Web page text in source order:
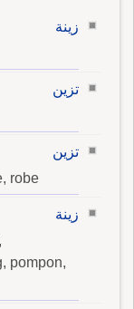
زينة
تزين
تزين
robe
زينة
pompon,